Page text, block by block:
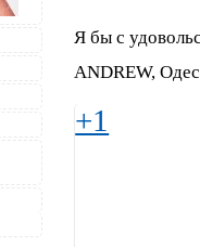
Я бы с
ANDREW,
+1